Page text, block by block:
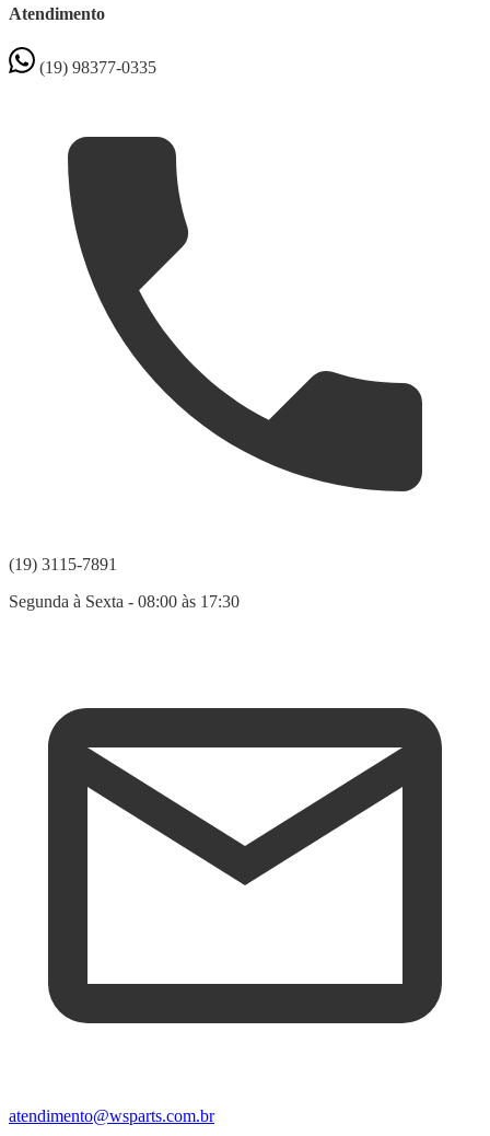
Atendimento
(19) 98377-0335
(19) 3115-7891
Segunda à Sexta - 08:00 às 17:30
atendimento@wsparts.com.br